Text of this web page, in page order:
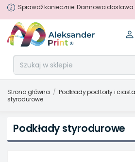
Sprawdź koniecznie: Darmowa dostawa
Strona główna Podkłady pod torty i ciasta
styrodurowe
Podkłady styrodurowe